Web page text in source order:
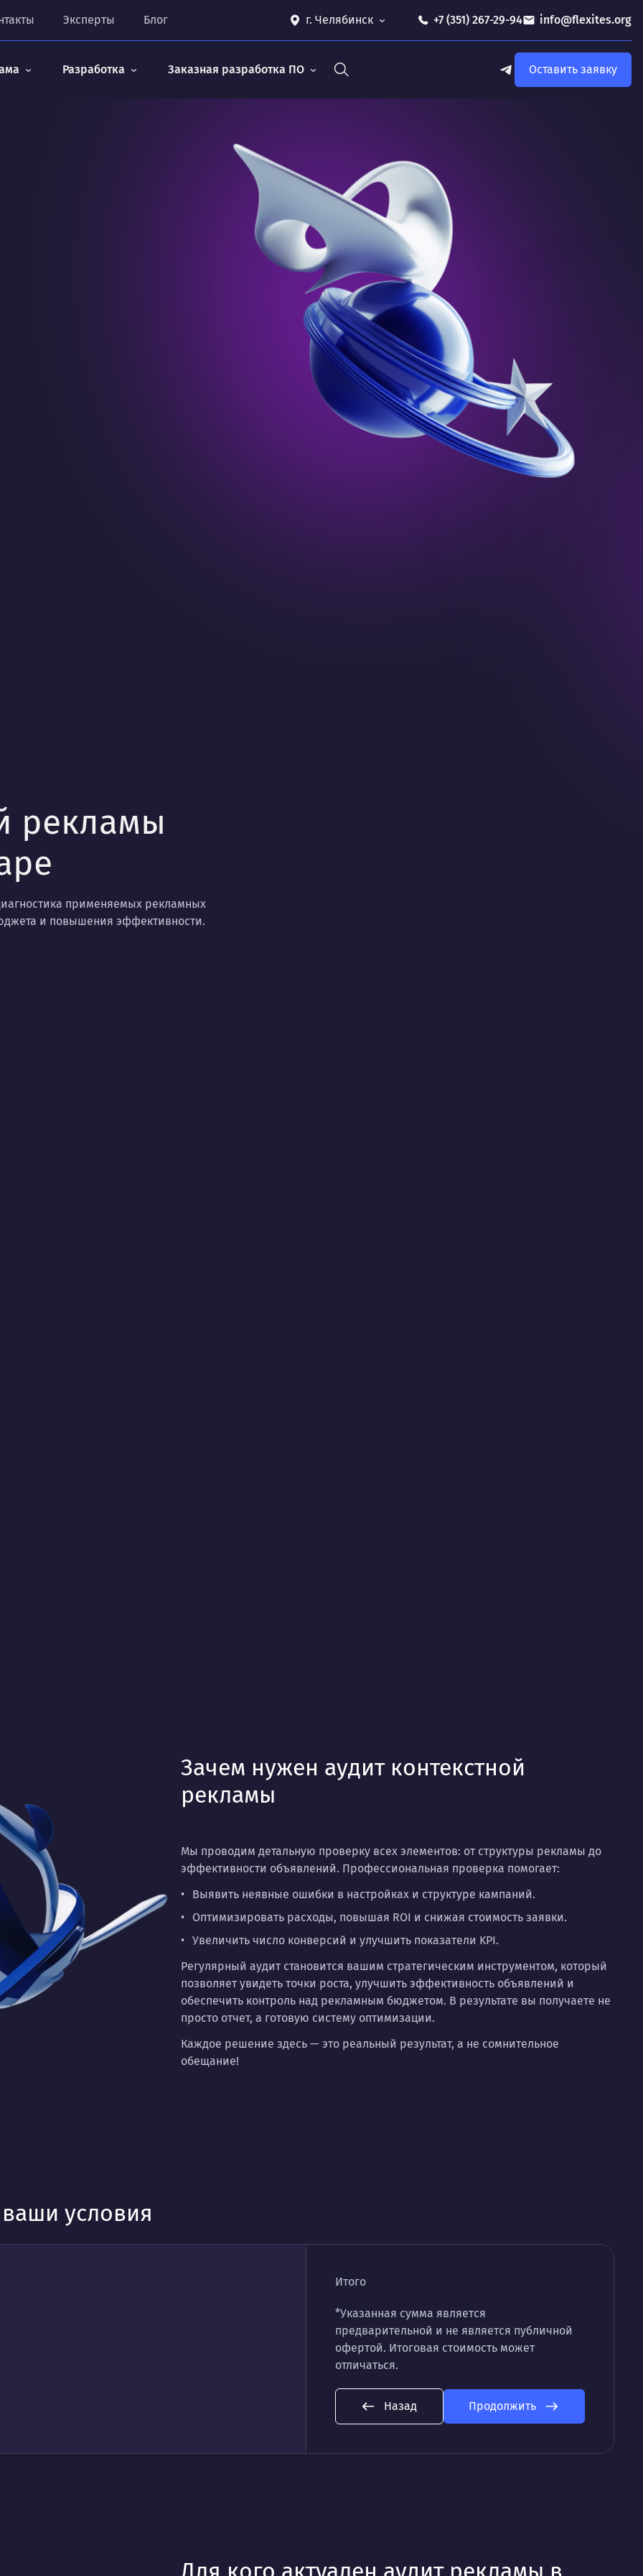
Эксперты Блог г. Челябинск +7 (351) 267-29-94 info@flexites.org
Разработка Заказная разработка ПО Оставить заявку
рекламы
применяемых рекламных
и повышения эффективности.
Зачем нужен аудит контекстной
рекламы
Мы проводим детальную проверку всех элементов: от структуры рекламы до
эффективности объявлений. Профессиональная проверка помогает:
Выявить неявные ошибки в настройках и структуре кампаний.
Оптимизировать расходы, повышая ROI и снижая стоимость заявки.
Увеличить число конверсий и улучшить показатели KPI.
Регулярный аудит становится вашим стратегическим инструментом, который
позволяет увидеть точки роста, улучшить эффективность объявлений и
обеспечить контроль над рекламным бюджетом. В результате вы получаете не
просто отчет, а готовую систему оптимизации.
Каждое решение здесь — это реальный результат, а не сомнительное
обещание!
ваши условия
Итого
*Указанная сумма является
предварительной и не является публичной
офертой. Итоговая стоимость может
отличаться.
Назад Продолжить